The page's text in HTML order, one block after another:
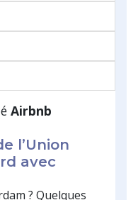
Airbnb
l’Union
avec
? Quelques